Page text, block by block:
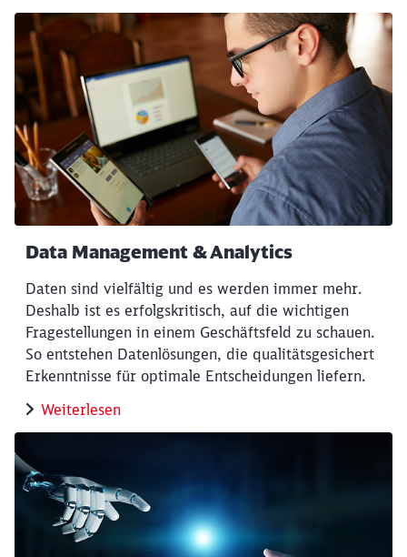
Data Management & Analytics
Daten sind vielfältig und es werden immer mehr.
Deshalb ist es erfolgskritisch, auf die wichtigen
Fragestellungen in einem Geschäftsfeld zu schauen.
So entstehen Datenlösungen, die qualitätsgesichert
Erkenntnisse für optimale Entscheidungen liefern.
Weiterlesen